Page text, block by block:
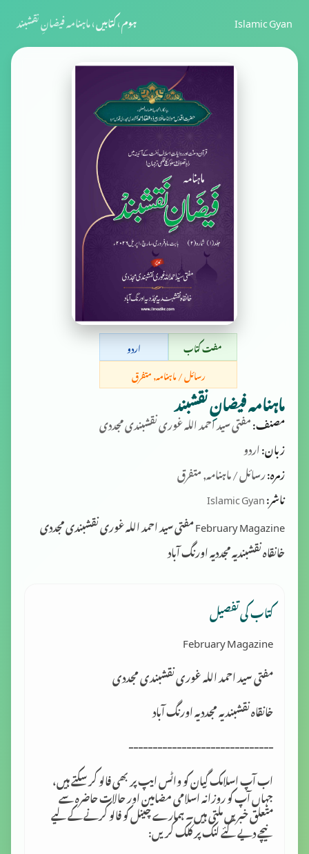
Islamic Gyan ہوم›کتابیں›ماہنامہ فیضانِ نقشبند
مفت کتاب
اردو
رسائل / ماہنامہ, متفرق
ماہنامہ فیضانِ نقشبند
مصنف:مفتی سید احمد اللہ غوری نقشبندی مجددی
زبان:اردو
زمرہ:رسائل / ماہنامہ, متفرق
ناشر:
February Magazine مفتی سید احمد اللہ غوری نقشبندی مجددی
خانقاہ نقشبندیہ مجددیہ اورنگ آباد
کتاب کی تفصیل
February Magazine
مفتی سید احمد اللہ غوری نقشبندی مجددی
خانقاہ نقشبندیہ مجددیہ اورنگ آباد
------------------------------
اب آپ اسلامک گِیان کو واٹس ایپ پر بھی فالو کر سکتے ہیں،
جہاں آپ کو روزانہ اسلامی مضامین اور حالات حاضرہ سے
متعلق خبریں ملتی ہیں۔ ہمارے چینل کو فالو کرنے کے لیے
نیچے دیے گئے لنک پر کلک کریں: